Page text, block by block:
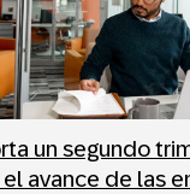
un segundo
avance de las